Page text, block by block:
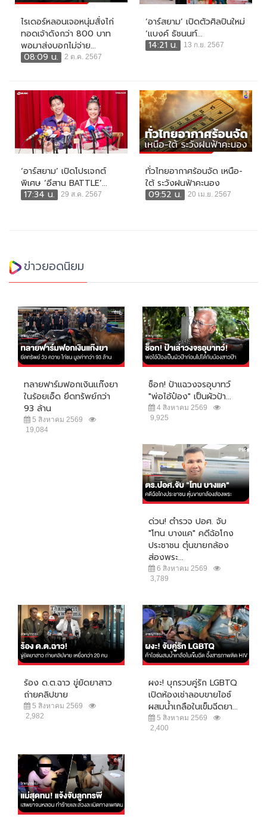
ไรเดอร์หลอนเจอหนุ่มสั่งไก่
ทอดเจ้าดังกว่า 800 บาท
พอมาส่งบอกไม่จ่าย...
08:09 น.
2 ต.ค. 2567
‘อาร์สยาม’ เปิดตัวศิลปินใหม่
‘แบงค์ ธัชนนท์...
14:21 น.
13 ก.ย. 2567
‘อาร์สยาม’ เปิดโปรเจกต์
พิเศษ ‘อีสาน BATTLE’...
17:34 น.
29 ส.ค. 2567
ทั่วไทยอากาศร้อนจัด เหนือ-
ใต้ ระวังฝนฟ้าคะนอง
09:52 น.
20 เม.ย. 2567
ข่าวยอดนิยม
ทลายฟาร์มฟอกเงินแก๊งยา
ในร้อยเอ็ด ยึดทรัพย์กว่า
93 ล้าน
5 สิงหาคม 2569
19,084
ช็อก! ป้าแฉวงจรอุบาทว์
"พ่อไอ้ป๋อง" เป็นผัวป้า...
4 สิงหาคม 2569
9,925
ด่วน! ตำรวจ ปอศ. จับ
"โทน บางแค" คดีฉ้อโกง
ประชาชน ตุ๋นขายกล้อง
ส่องพระ...
6 สิงหาคม 2569
3,789
ร้อง ด.ต.ฉาว ขู่ยัดยาสาว
ถ่ายคลิปขาย
5 สิงหาคม 2569
2,982
ผงะ! บุกรวบคู่รัก LGBTQ
เปิดห้องเช่าลอบขายไอซ์
ผสมน้ำเกลือในเข็มฉีดยา...
5 สิงหาคม 2569
2,400